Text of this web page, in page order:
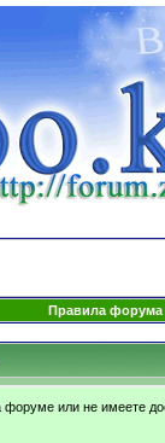
Правила форума
или не имеете